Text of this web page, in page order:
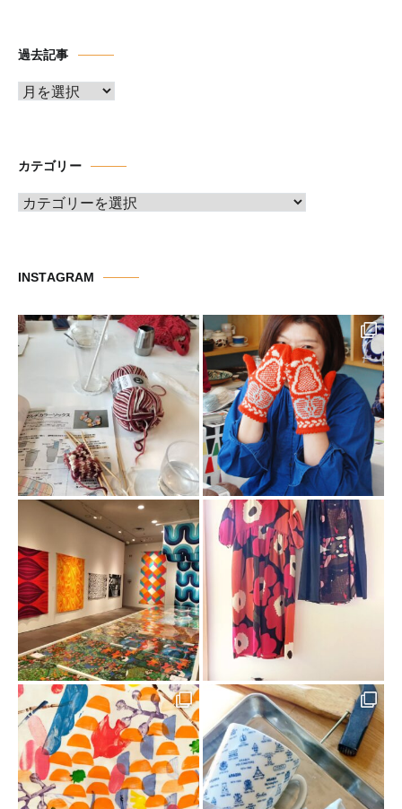
過去記事
ア
ブ
カテゴリー
カ
ー
INSTAGRAM